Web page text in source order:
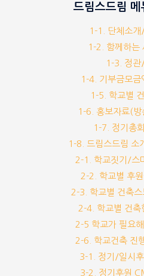
드림스드림 메
1-1. 단체소개
1-2. 함께하는
1-3. 정관
1-4. 기부금모금
1-5. 학교별
1-6. 홍보자료(
1-7. 정기총
1-8. 드림스드림 소
2-1. 학교짓기/스
2-2. 학교별 후
2-3. 학교별 건축
2-4. 학교별 건축
2-5 학교가 필요
2-6. 학교건축 진
3-1. 정기/일시후
3-2. 정기후원